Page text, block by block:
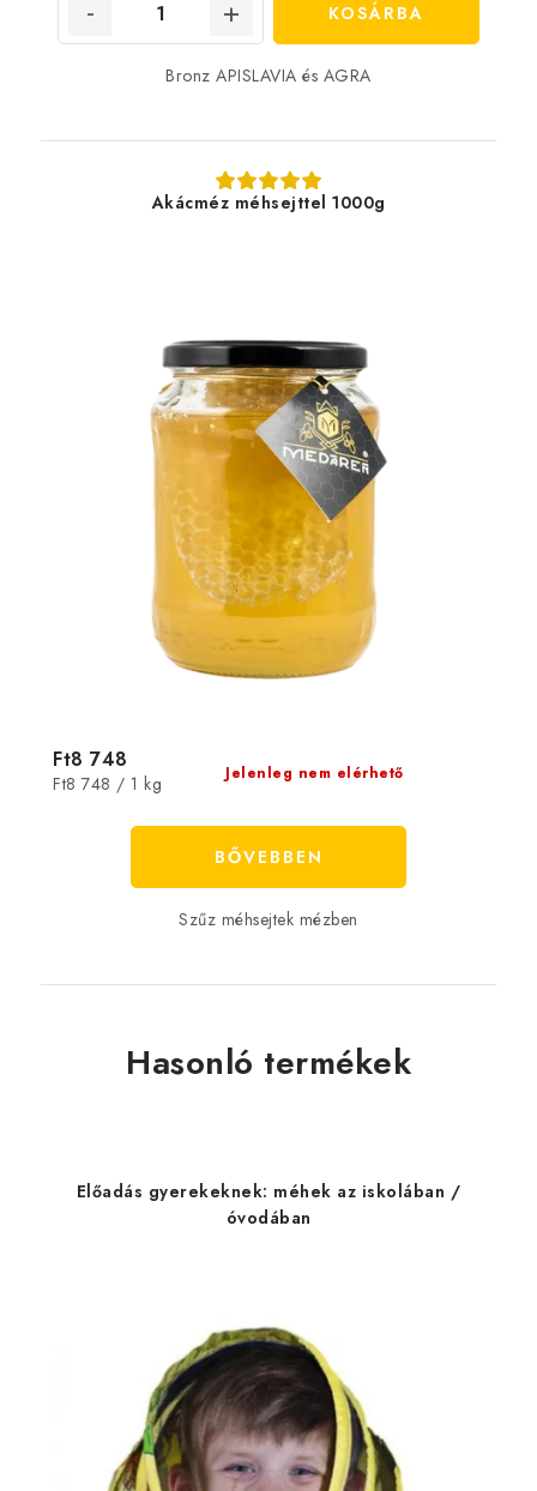
KOSÁRBA
Bronz APISLAVIA és AGRA
Akácméz méhsejttel 1000g
Jelenleg nem elérhető
Ft8 748
Egységár:
Ft8 748 / 1 kg
BŐVEBBEN
Szűz méhsejtek mézben
Hasonló termékek
Előadás gyerekeknek: méhek az iskolában /
óvodában